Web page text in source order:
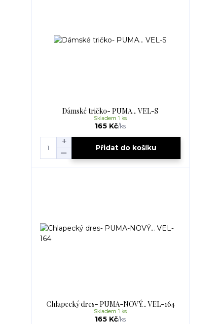
Dámské tričko- PUMA... VEL-S
165 Kč/ks
Skladem 1 ks
Přidat do košíku
Chlapecký dres- PUMA-NOVÝ... VEL-164
165 Kč/ks
Skladem 1 ks